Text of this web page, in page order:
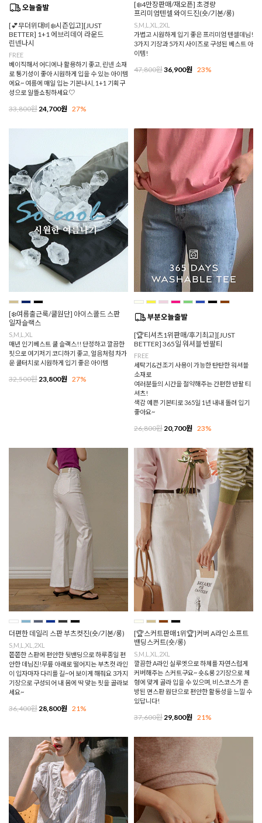
[💕무더위대비❄️시즌입고][JUST
BETTER] 1+1 에브리데이 라운드
린넨나시
FREE
베이직해서 어디에나 활용하기 좋고, 린넨 소재
로 통기성이 좋아 시원하게 입을 수 있는 아이템
에요~ 여름에 매일 입는 기본나시, 1+1 기획구
성으로 알뜰쇼핑하세요♡
33,800원24,700원 27%
[❄️4만장판매/재오픈] 초경량
프리미엄텐셀 와이드진(숏/기본/롱)
S,M,L,XL,2XL
가볍고 시원하게 입기 좋은 프리미엄 텐셀데님!
3가지 기장과 5가지 사이즈로 구성된 베스트 아
이템!
47,800원36,900원 23%
[❄️여름출근룩/쿨원단] 아이스콜드 스판
일자슬랙스
S,M,L,XL
매년 인기베스트 쿨 슬랙스!! 단정하고 깔끔한
핏으로 여기저기 코디하기 좋고, 얼음처럼 차가
운 쿨터치로 시원하게 입기 좋은 아이템
32,500원23,800원 27%
[🏆티셔츠1위판매/후기최고][JUST
BETTER] 365일 워셔블 반팔티
FREE
세탁기&건조기 사용이 가능한 탄탄한 워셔블
소재로
여러분들의 시간을 절약해주는 간편한 반팔 티
셔츠!
색감 예쁜 기본티로 365일 1년 내내 돌려 입기
좋아요~
26,800원20,700원 23%
더편한 데일리 스판 부츠컷진(숏/기본/롱)
S,M,L,XL,2XL
쫀쫀한 스판에 편안한 뒷밴딩으로 하루종일 편
안한 데님진!무릎 아래로 떨어지는 부츠컷 라인
이 입자마자 다리를 길~어 보이게 해줘요 3가지
기장으로 구성되어 내 몸에 딱 맞는 핏을 골라보
세요~
36,400원28,800원 21%
[🏆스커트판매1위🏆]커버 A라인 소프트
밴딩스커트(숏/롱)
S,M,L,XL,2XL
깔끔한 A라인 실루엣으로 하체를 자연스럽게
커버해주는 스커트구요~ 숏&롱 2기장으로 체
형에 맞게 골라 입을 수 있으며, 비스코스가 혼
방된 면스판 원단으로 편안한 활동성을 느낄 수
있답니다!
37,600원29,800원 21%